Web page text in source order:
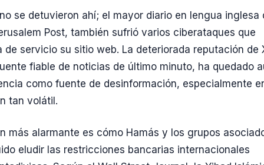
se detuvieron ahí; el mayor diario en lengua inglesa
Post, también sufrió varios ciberataques que
de servicio su sitio web. La deteriorada reputación de
fiable de noticias de último minuto, ha quedado
como fuente de desinformación, especialmente
tan volátil.
más alarmante es cómo Hamás y los grupos
eludir las restricciones bancarias internacionales